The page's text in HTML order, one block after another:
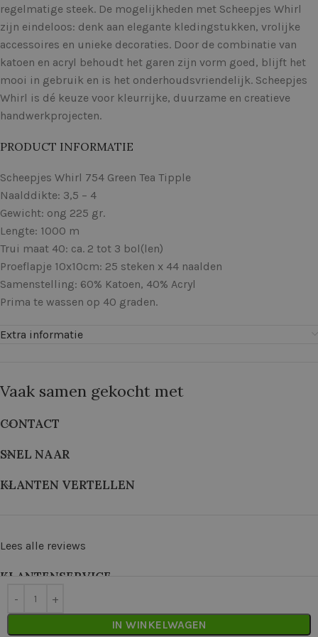
IN WINKELWAGEN
regelmatige steek. De mogelijkheden met Scheepjes Whirl
zijn eindeloos: denk aan elegante kledingstukken, vrolijke
accessoires en unieke decoraties. Door de combinatie van
katoen en acryl behoudt het garen zijn vorm goed, blijft het
mooi in gebruik en is het onderhoudsvriendelijk. Scheepjes
Whirl is dé keuze voor kleurrijke, duurzame en creatieve
handwerkprojecten.
PRODUCT INFORMATIE
Scheepjes Whirl 754 Green Tea Tipple
Naalddikte: 3,5 – 4
Gewicht: ong 225 gr.
Lengte: 1000 m
Trui maat 40: ca. 2 tot 3 bol(len)
Proeflapje 10x10cm: 25 steken x 44 naalden
Samenstelling: 60% Katoen, 40% Acryl
Prima te wassen op 40 graden.
Extra informatie
Vaak samen gekocht met
CONTACT
SNEL NAAR
KLANTEN VERTELLEN
Lees alle reviews
KLANTENSERVICE
2026